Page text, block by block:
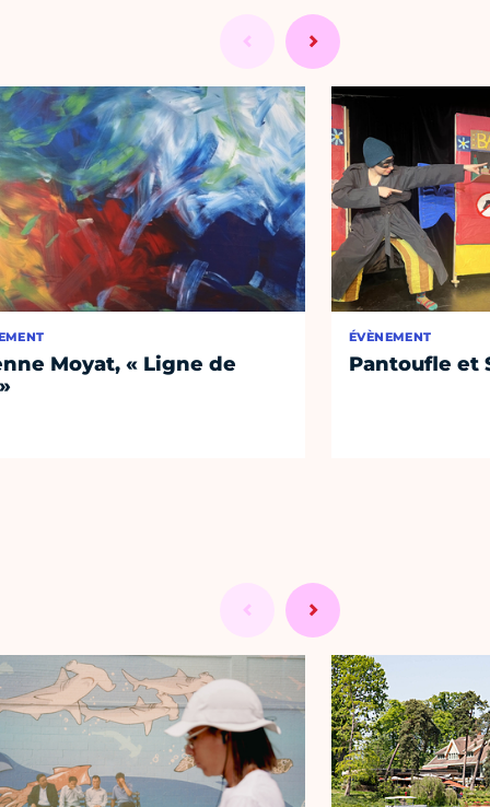
Moyat, « Ligne de
ÉVÈNEMENT
Pantoufle et